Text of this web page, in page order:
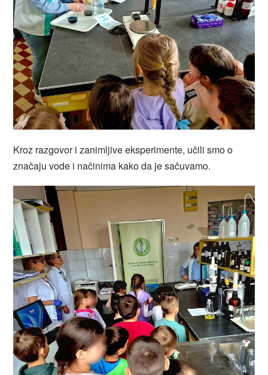
Kroz razgovor i zanimljive eksperimente, učili smo o
značaju vode i načinima kako da je sačuvamo.